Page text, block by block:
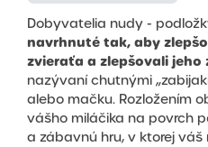
Dobyvatelia nudy -
navrhnuté tak, aby
zvieraťa a zlepšovali jeho
nazývaní chutnými
alebo mačku. Rozložením
vášho miláčika na povrch
a zábavnú hru, v ktorej